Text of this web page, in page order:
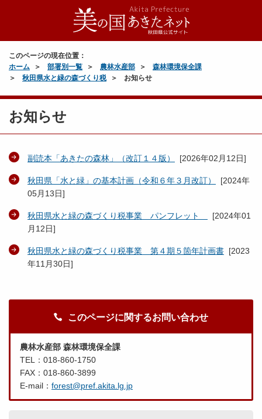
このページの現在位置：
ホーム
部署別一覧 農林水産部
森林環境保全課
秋田県水と緑の森づくり税
お知らせ
お知らせ
副読本「あきたの森林」（改訂１４版） [2026年02月12日]
秋田県「水と緑」の基本計画（令和６年３月改訂） [2024年
05月13日]
秋田県水と緑の森づくり税事業 パンフレット [2024年01
月12日]
秋田県水と緑の森づくり税事業 第４期５箇年計画書 [2023
年11月30日]
このページに関するお問い合わせ
農林水産部 森林環境保全課
TEL：018-860-1750
FAX：018-860-3899
E-mail： forest@pref.akita.lg.jp